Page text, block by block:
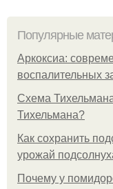
Популярные
Аркоксиа:
воспалительных
Схема
Тихельмана?
Как сохранить
урожай
Почему у